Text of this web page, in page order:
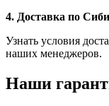
4. Доставка по
Узнать условия
наших менеджеров.
Наши